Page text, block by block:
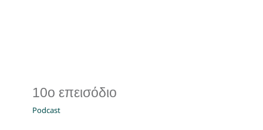
10ο επεισόδιο
Podcast